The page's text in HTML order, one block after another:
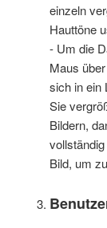
einzeln
Hauttöne
- Um die
Maus
sich in ein
Sie
Bildern,
Bild, um